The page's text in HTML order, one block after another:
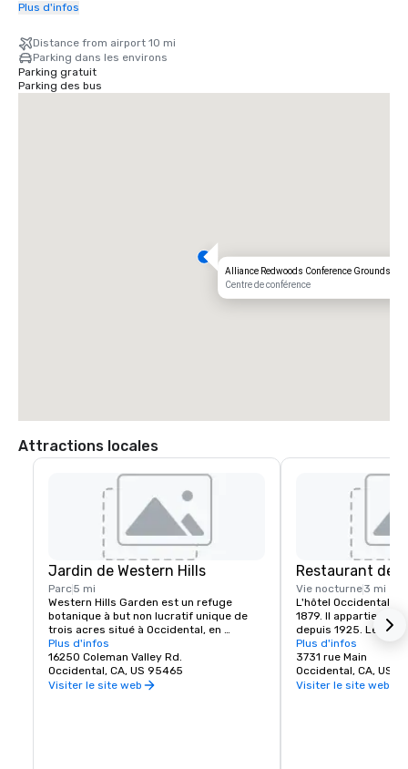
Aéroport international de San Francisco (SFO) : un trajet pittoresque
Aéroport Charles M. Schulz — Sonoma County de Santa Rosa (STS) : à
seulement 35 minutes de notre porte, l'itinéraire le plus rapide pour
rejoindre votre retraite rustique.
Plus d'infos
Distance from airport 10 mi
Parking dans les environs
Parking gratuit
Parking des bus
Alliance Redwoods Conference Grounds
Centre de conférence
Attractions locales
Jardin de Western Hills
Parc5 mi
Western Hills Garden est un refuge
botanique à but non lucratif unique de
trois acres situé à Occidental, en
Californie, qui offre une explosion
sensorielle de textures, de couleurs, de
formes et de sons. C'est un exemple
étonnant de biodiversité cultivée, qui
Plus d'infos
16250 Coleman Valley Rd.
Occidental, CA, US 95465
Visiter le site web
Restaurant de
Vie nocturne3 mi
L'hôtel Occidental
1879. Il appartient à
depuis 1925. Le
abrite un café, un
manger et la salle
Ballroom. Le café
les matins et sert
Plus d'infos
3731 rue Main
Occidental, CA, US
Visiter le site web